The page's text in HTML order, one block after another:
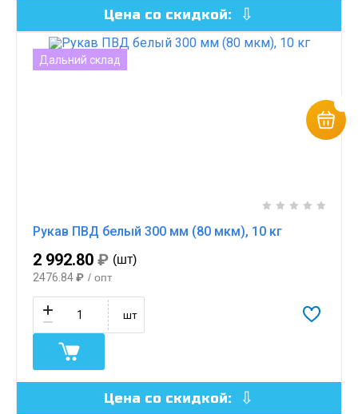
Цена со скидкой:
Дальний склад
Рукав ПВД белый 300 мм (80 мкм), 10 кг
2 992.80 ₽ (шт)
2476.84₽ / опт
шт
Цена со скидкой: